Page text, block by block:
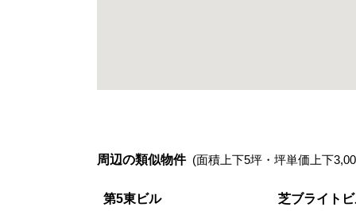
周辺の類似物件 (面積上下5坪・坪単価上下